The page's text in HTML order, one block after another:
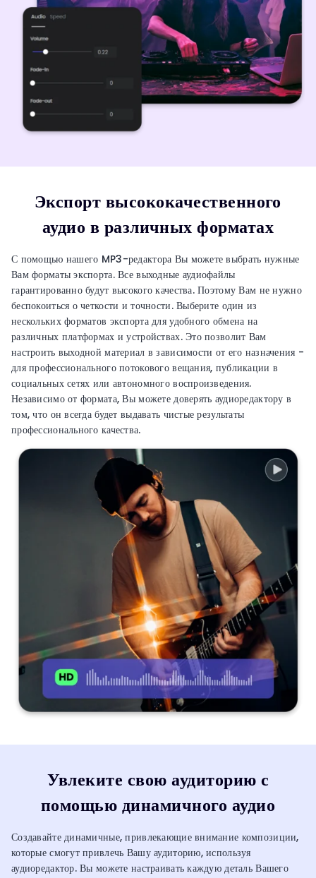
Экспорт высококачественного
аудио в различных форматах
С помощью нашего MP3-редактора Вы можете выбрать нужные
Вам форматы экспорта. Все выходные аудиофайлы
гарантированно будут высокого качества. Поэтому Вам не нужно
беспокоиться о четкости и точности. Выберите один из
нескольких форматов экспорта для удобного обмена на
различных платформах и устройствах. Это позволит Вам
настроить выходной материал в зависимости от его назначения -
для профессионального потокового вещания, публикации в
социальных сетях или автономного воспроизведения.
Независимо от формата, Вы можете доверять аудиоредактору в
том, что он всегда будет выдавать чистые результаты
профессионального качества.
Увлеките свою аудиторию с
помощью динамичного аудио
Создавайте динамичные, привлекающие внимание композиции,
которые смогут привлечь Вашу аудиторию, используя
аудиоредактор. Вы можете настраивать каждую деталь Вашего